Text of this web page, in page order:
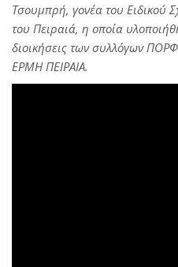
Τσουμπρή, γονέα του Ειδικού
του Πειραιά, η οποία
διοικήσεις των συλλόγων
ΕΡΜΗ ΠΕΙΡΑΙΑ.